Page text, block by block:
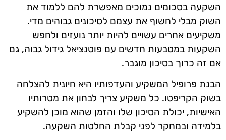
השקעה בסכומים נמוכים מאפשרת להם ללמוד את
השוק מבלי לחשוף את עצמם לסיכונים גבוהים מדי.
משקיעים אחרים עשויים להיות יותר נועזים ולחפש
השקעות במטבעות חדשים עם פוטנציאל גידול גבוה, גם
אם זה כרוך בסיכון מוגבר.
הבנת פרופיל המשקיע והעדפותיו היא חיונית להצלחה
בשוק הקריפטו. כל משקיע צריך לבחון את מטרותיו
האישיות, יכולת הסיכון שלו והזמן שהוא מוכן להשקיע
בלמידה ובמחקר לפני קבלת החלטות השקעה.